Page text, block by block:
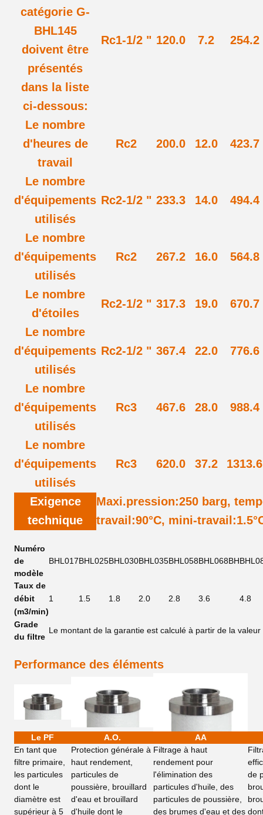
catégorie G-
BHL145
doivent être
présentés
dans la liste
ci-dessous:
Rc1-1/2 " 120.0 7.2 254.2
Le nombre
d'heures de
travail
Rc2 200.0 12.0 423.7
Le nombre
d'équipements
utilisés
Rc2-1/2 " 233.3 14.0 494.4
Le nombre
d'équipements
utilisés
Rc2 267.2 16.0 564.8
Le nombre
d'étoiles
Rc2-1/2 " 317.3 19.0 670.7
Le nombre
d'équipements
utilisés
Rc2-1/2 " 367.4 22.0 776.6
Le nombre
d'équipements
utilisés
Rc3 467.6 28.0 988.4
Le nombre
d'équipements
utilisés
Rc3 620.0 37.2 1313.6
Exigence
technique
Maxi.pression:250 barg,
travail :90°C, mini-travail:1.5
Numéro
de
modèle
BHL017BHL025BHL030BHL035BHL058BHL068BH
Taux de
débit
(m3/min)
1 1.5 1.8 2.0 2.8 3.6 4.8
Grade
du filtre
Le montant de la garantie est calculé à partir de la
Performance des éléments
Le PF A.O.
AA
En tant que
filtre primaire,
les particules
dont le
diamètre est
supérieur à 5
Protection générale à
haut rendement,
particules de
poussière, brouillard
d'eau et brouillard
d'huile dont le
Filtrage à haut
rendement pour
l'élimination des
particules d'huile, des
particules de poussière,
des brumes d'eau et des
de